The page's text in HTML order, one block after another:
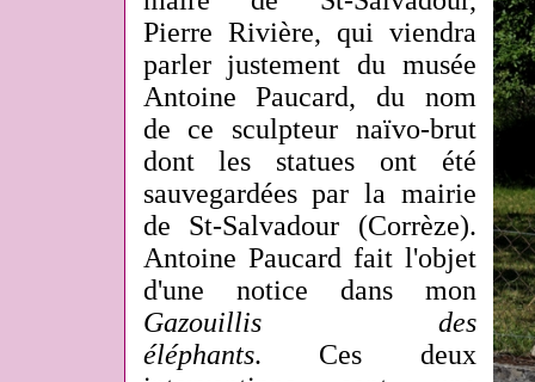
Pierre Rivière, qui viendra
parler justement du musée
Antoine Paucard, du nom
de ce sculpteur naïvo-brut
dont les statues ont été
sauvegardées par la mairie
de St-Salvadour (Corrèze).
Antoine Paucard fait l'objet
d'une notice dans mon
Gazouillis des
éléphants. Ces deux